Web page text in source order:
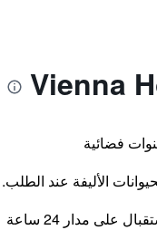
فضائية
الأليفة عند
على مدار 24 ساعة